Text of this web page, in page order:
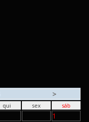
>
qui sex sáb
1